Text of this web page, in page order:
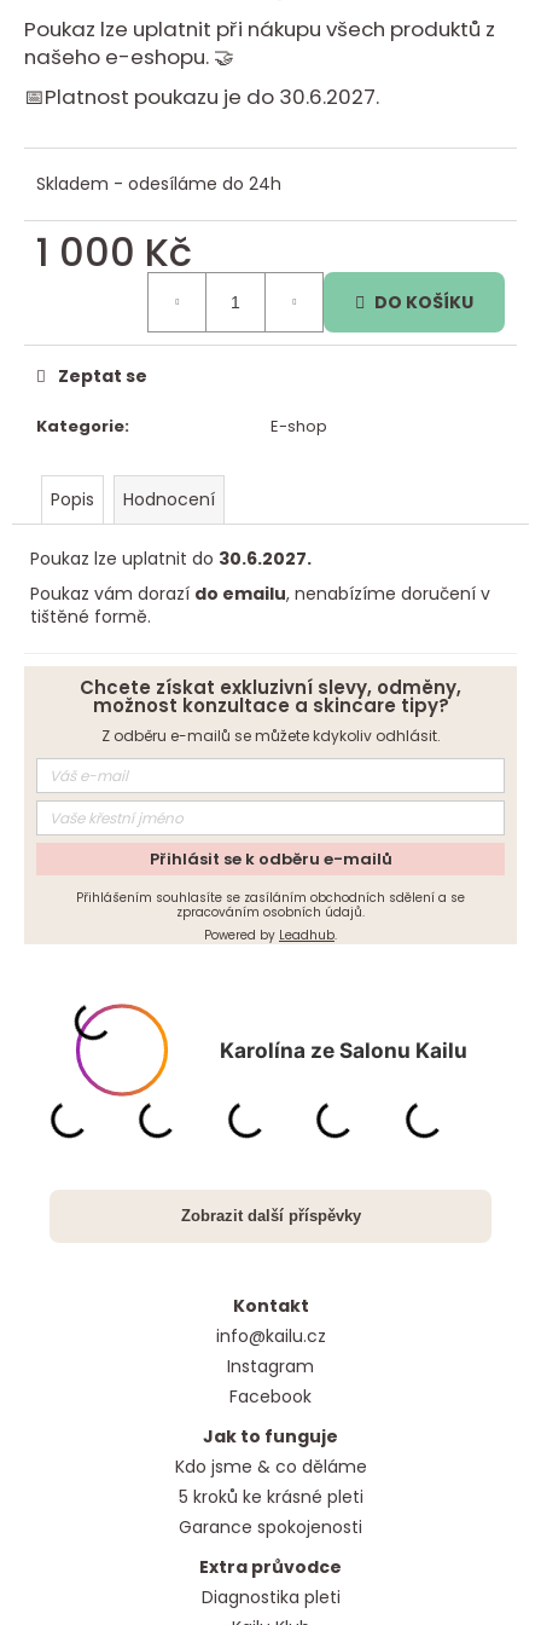
0,0
z
5
hvězdiček.
Poukaz lze uplatnit při nákupu všech produktů z
našeho e-eshopu. 🤝
📅Platnost poukazu je do 30.6.2027.
Skladem - odesíláme do 24h
1 000 Kč
DO KOŠÍKU
Kategorie: E-shop
Zeptat se
Popis Hodnocení
Poukaz lze uplatnit do 30.6.2027.
Poukaz vám dorazí do emailu, nenabízíme doručení v
tištěné formě.
Chcete získat exkluzivní slevy, odměny,
možnost konzultace a skincare tipy?
Z odběru e-mailů se můžete kdykoliv odhlásit.
Přihlásit se k odběru e-mailů
Přihlášením souhlasíte se zasíláním obchodních sdělení a se
zpracováním osobních údajů.
Powered by Leadhub.
Kontakt
info@kailu.cz
Instagram
Facebook
Jak to funguje
Kdo jsme & co děláme
5 kroků ke krásné pleti
Garance spokojenosti
Extra průvodce
Diagnostika pleti
a
j
í
?
HLEDAT
D
o
p
u
č
u
j
e